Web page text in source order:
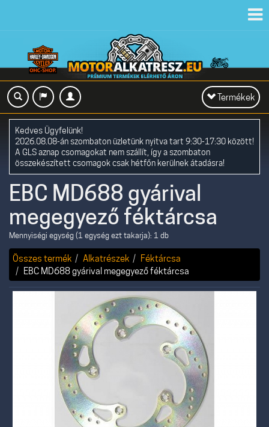
Toggle
navigation
Termékek
Kedves Ügyfelünk!
2026.08.08-án szombaton üzletünk nyitva tart 9:30-17:30 között!
A GLS aznap csomagokat nem szállít, így a szombaton
összekészített csomagok csak hétfőn kerülnek átadásra!
EBC MD688 gyárival
megegyező féktárcsa
Mennyiségi egység (1 egység ezt takarja): 1 db
Összes termék Alkatrészek
Féktárcsa
EBC MD688 gyárival megegyező féktárcsa